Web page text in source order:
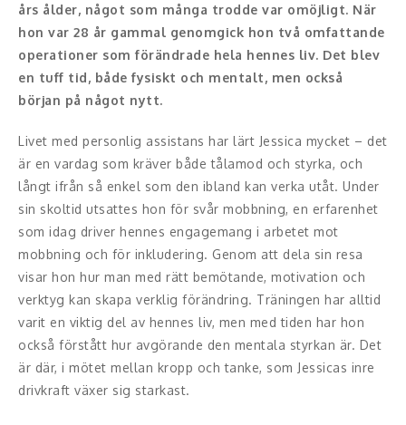
Humoristiska föredrag
Ljus och belysning
Konst
Middagsunderhållning
Musiker
Underhållning
Affärsnytta
års ålder, något som många trodde var omöjligt. När
hon var 28 år gammal genomgick hon två omfattande
operationer som förändrade hela hennes liv. Det blev
en tuff tid, både fysiskt och mentalt, men också
början på något nytt.
Livet med personlig assistans har lärt Jessica mycket – det
är en vardag som kräver både tålamod och styrka, och
långt ifrån så enkel som den ibland kan verka utåt. Under
sin skoltid utsattes hon för svår mobbning, en erfarenhet
som idag driver hennes engagemang i arbetet mot
mobbning och för inkludering. Genom att dela sin resa
visar hon hur man med rätt bemötande, motivation och
verktyg kan skapa verklig förändring. Träningen har alltid
varit en viktig del av hennes liv, men med tiden har hon
också förstått hur avgörande den mentala styrkan är. Det
är där, i mötet mellan kropp och tanke, som Jessicas inre
drivkraft växer sig starkast.